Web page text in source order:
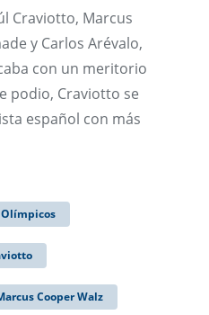
Craviotto, Marcus
y Carlos Arévalo,
con un meritorio
podio, Craviotto se
español con más
Olímpicos
Cooper Walz